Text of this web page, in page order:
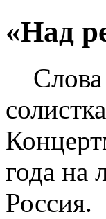
«Над
года на
Россия.